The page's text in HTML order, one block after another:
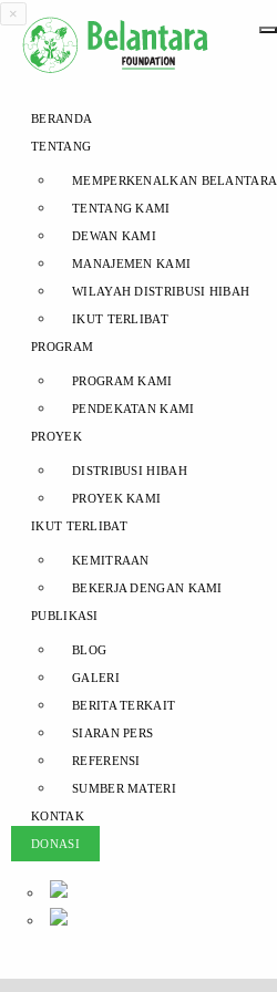
BERANDA
TENTANG
MEMPERKENALKAN BELANTARA
TENTANG KAMI
DEWAN KAMI
MANAJEMEN KAMI
WILAYAH DISTRIBUSI HIBAH
IKUT TERLIBAT
PROGRAM
PROGRAM KAMI
PENDEKATAN KAMI
PROYEK
DISTRIBUSI HIBAH
PROYEK KAMI
IKUT TERLIBAT
KEMITRAAN
BEKERJA DENGAN KAMI
PUBLIKASI
BLOG
GALERI
BERITA TERKAIT
SIARAN PERS
REFERENSI
SUMBER MATERI
KONTAK
DONASI
×